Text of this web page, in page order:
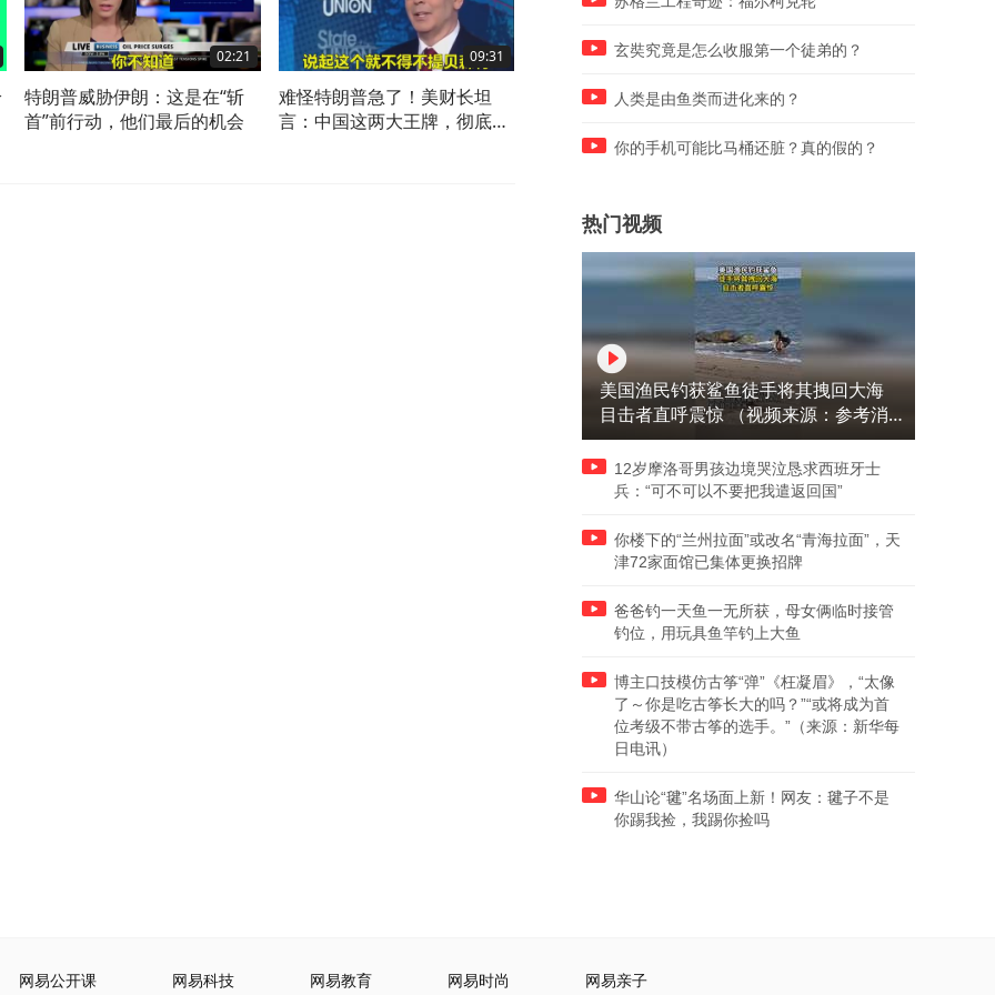
02:21
特朗普威胁伊朗：这是在“斩
首”前行动，他们最后的机会
09:31
难怪特朗普急了！美财长坦
言：中国这两大王牌，彻底锁
06:18
基辅遭袭防御失效，乌紧急求
湖北省十二艘城市命名舰艇
玄奘究竟是怎么收服第一个徒弟的？
人类是由鱼类而进化来的？
你的手机可能比马桶还脏？真的假的？
热门视频
美国渔民钓获鲨鱼徒手将其拽回大海
目击者直呼震惊 （视频来源：参考消
息）
12岁摩洛哥男孩边境哭泣恳求西班牙士
兵：“可不可以不要把我遣返回国”
你楼下的“兰州拉面”或改名“青海拉面”，天
津72家面馆已集体更换招牌
爸爸钓一天鱼一无所获，母女俩临时接管
钓位，用玩具鱼竿钓上大鱼
博主口技模仿古筝“弹”《枉凝眉》，“太像
了～你是吃古筝长大的吗？”“或将成为首
位考级不带古筝的选手。”（来源：新华每
日电讯）
华山论“毽”名场面上新！网友：毽子不是
你踢我捡，我踢你捡吗
网易公开课 网易科技 网易教育 网易时尚 网易亲子